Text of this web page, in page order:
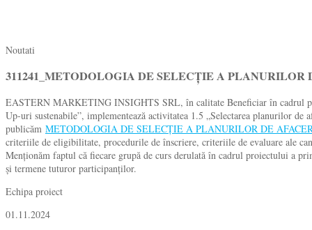
Noutati
311241_METODOLOGIA DE SELECȚIE A PLANURILOR
EASTERN MARKETING INSIGHTS SRL, în calitate Beneficiar în cadrul
Up-uri sustenabile”, implementează activitatea 1.5 „Selectarea planurilor
publicăm METODOLOGIA DE SELECȚIE A PLANURILOR DE
criteriile de eligibilitate, procedurile de înscriere, criteriile de evaluare ale
Menționăm faptul că fiecare grupă de curs derulată în cadrul proiectului a
și termene tuturor participanților.
Echipa proiect
01.11.2024